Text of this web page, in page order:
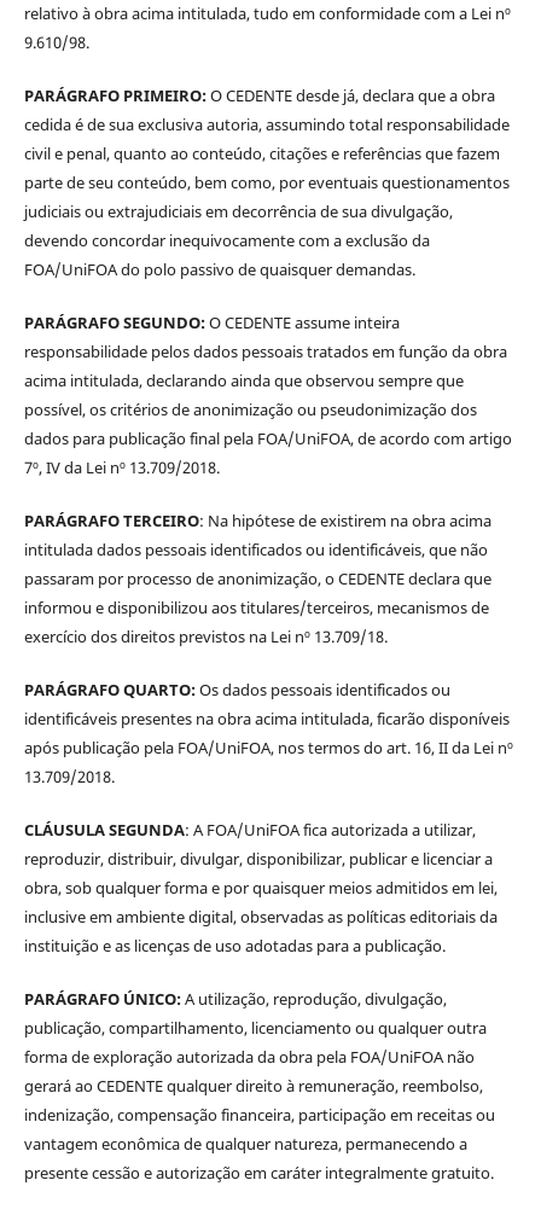
relativo à obra acima intitulada, tudo em conformidade com a Lei nº
9.610/98.
PARÁGRAFO PRIMEIRO:O CEDENTE desde já, declara que a obra
cedida é de sua exclusiva autoria, assumindo total responsabilidade
civil e penal, quanto ao conteúdo, citações e referências que fazem
parte de seu conteúdo, bem como, por eventuais questionamentos
judiciais ou extrajudiciais em decorrência de sua divulgação,
devendo concordar inequivocamente com a exclusão da
FOA/UniFOA do polo passivo de quaisquer demandas.
PARÁGRAFO SEGUNDO:O CEDENTE assume inteira
responsabilidade pelos dados pessoais tratados em função da obra
acima intitulada, declarando ainda que observou sempre que
possível, os critérios de anonimização ou pseudonimização dos
dados para publicação final pela FOA/UniFOA, de acordo com artigo
7º, IV da Lei nº 13.709/2018.
PARÁGRAFO TERCEIRO: Na hipótese de existirem na obra acima
intitulada dados pessoais identificados ou identificáveis, que não
passaram por processo de anonimização, o CEDENTE declara que
informou e disponibilizou aos titulares/terceiros, mecanismos de
exercício dos direitos previstos na Lei nº 13.709/18.
PARÁGRAFO QUARTO:Os dados pessoais identificados ou
identificáveis presentes na obra acima intitulada, ficarão disponíveis
após publicação pela FOA/UniFOA, nos termos do art. 16, II da Lei nº
13.709/2018.
CLÁUSULA SEGUNDA: A FOA/UniFOA fica autorizada a utilizar,
reproduzir, distribuir, divulgar, disponibilizar, publicar e licenciar a
obra, sob qualquer forma e por quaisquer meios admitidos em lei,
inclusive em ambiente digital, observadas as políticas editoriais da
instituição e as licenças de uso adotadas para a publicação.
PARÁGRAFO ÚNICO:A utilização, reprodução, divulgação,
publicação, compartilhamento, licenciamento ou qualquer outra
forma de exploração autorizada da obra pela FOA/UniFOA não
gerará ao CEDENTE qualquer direito à remuneração, reembolso,
indenização, compensação financeira, participação em receitas ou
vantagem econômica de qualquer natureza, permanecendo a
presente cessão e autorização em caráter integralmente gratuito.